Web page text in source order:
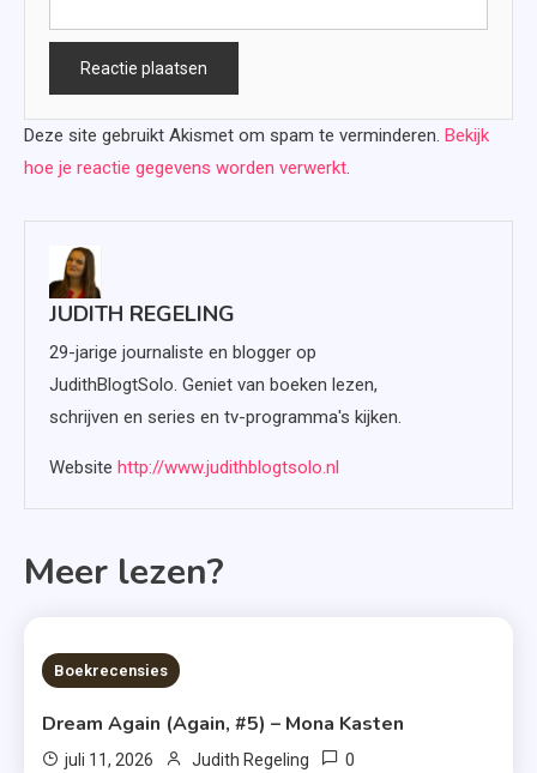
Deze site gebruikt Akismet om spam te verminderen. Bekijk
hoe je reactie gegevens worden verwerkt.
JUDITH REGELING
29-jarige journaliste en blogger op
JudithBlogtSolo. Geniet van boeken lezen,
schrijven en series en tv-programma's kijken.
Website http://www.judithblogtsolo.nl
Meer lezen?
6 MINS READ
Boekrecensies
Dream Again (Again, #5) – Mona Kasten
juli 11, 2026 Judith Regeling 0